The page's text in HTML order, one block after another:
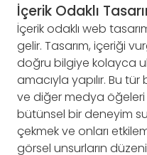
İçerik Odaklı
İçerik odaklı web
gelir. Tasarım, içeriği
doğru bilgiye kolayca
amacıyla yapılır. Bu
ve diğer medya
bütünsel bir deneyim
çekmek ve onları
görsel unsurların